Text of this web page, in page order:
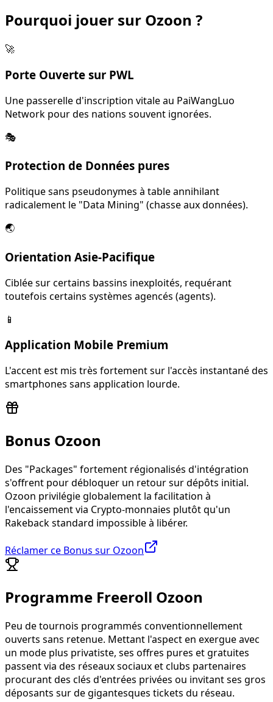
PWL, l'Anonymat des joueurs y est la pierre angulaire
garantissant un rapport de force purement humain.
Conçues pour la découverte, les opportunités gratuites
forme d'AirDrops via le truchement de modérateurs
propulser ses premiers tickets en argent virtuel vers du
vrai cash.
Pourquoi jouer sur Ozoon ?
🚀
Porte Ouverte sur PWL
Une passerelle d'inscription vitale au PaiWangLuo
Network pour des nations souvent ignorées.
🎭
Protection de Données pures
Politique sans pseudonymes à table annihilant
radicalement le "Data Mining" (chasse aux données).
🌏
Orientation Asie-Pacifique
Ciblée sur certains bassins inexploités, requérant
toutefois certains systèmes agencés (agents).
📱
Application Mobile Premium
L'accent est mis très fortement sur l'accès instantané des
smartphones sans application lourde.
Bonus Ozoon
Des "Packages" fortement régionalisés d'intégration
s'offrent pour débloquer un retour sur dépôts initial.
Ozoon privilégie globalement la facilitation à
l'encaissement via Crypto-monnaies plutôt qu'un
Rakeback standard impossible à libérer.
Réclamer ce Bonus sur Ozoon
Programme Freeroll Ozoon
Peu de tournois programmés conventionnellement
ouverts sans retenue. Mettant l'aspect en exergue avec
un mode plus privatiste, ses offres pures et gratuites
passent via des réseaux sociaux et clubs partenaires
procurant des clés d'entrées privées ou invitant ses gros
déposants sur de gigantesques tickets du réseau.